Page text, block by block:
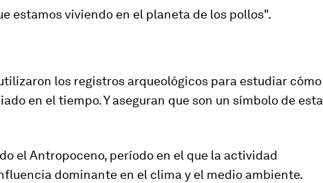
estamos viviendo en el planeta de los pollos".
los registros arqueológicos para estudiar cómo
en el tiempo. Y aseguran que son un símbolo de esta
el Antropoceno, período en el que la actividad
dominante en el clima y el medio ambiente.